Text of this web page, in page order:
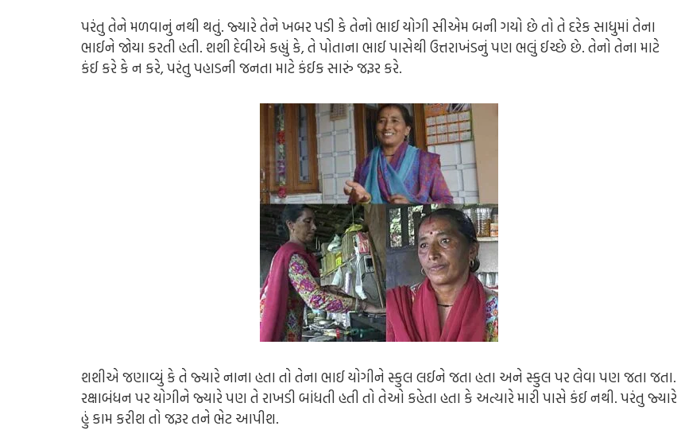
પરંતુ તેને મળવાનું નથી થતું. જ્યારે તેને ખબર પડી કે તેનો ભાઈ યોગી સીએમ બની ગયો છે તો તે દરેક સાધુમાં તેના
ભાઈને જોયા કરતી હતી. શશી દેવીએ કહ્યું કે, તે પોતાના ભાઈ પાસેથી ઉત્તરાખંડનું પણ ભલું ઈચ્છે છે. તેનો તેના માટે
કંઈ કરે કે ન કરે, પરંતુ પહાડની જનતા માટે કંઈક સારું જરૂર કરે.
શશીએ જણાવ્યું કે તે જ્યારે નાના હતા તો તેના ભાઈ યોગીને સ્કુલ લઈને જતા હતા અને સ્કુલ પર લેવા પણ જતા જતા.
રક્ષાબંધન પર યોગીને જ્યારે પણ તે રાખડી બાંધતી હતી તો તેઓ કહેતા હતા કે અત્યારે મારી પાસે કંઈ નથી. પરંતુ જ્યારે
હું કામ કરીશ તો જરૂર તને ભેટ આપીશ.